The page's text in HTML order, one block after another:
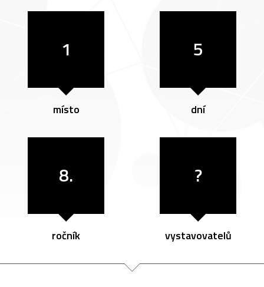
1
místo
5
dní
8.
ročník
?
vystavovatelů